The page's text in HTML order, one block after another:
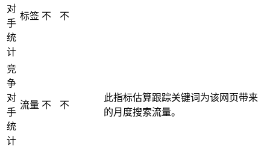
对
手
统
计
标签 不 不
竞
争
对
手
统
计
流量 不 不
此指标估算跟踪关键词为该网页带来
的月度搜索流量。